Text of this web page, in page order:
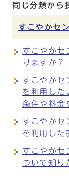
同じ分類から
すこやかセ
すこやかセ
りますか？
すこやかセ
を利用した
条件や料金
すこやかセ
を利用した
すこやかセ
ついて知り